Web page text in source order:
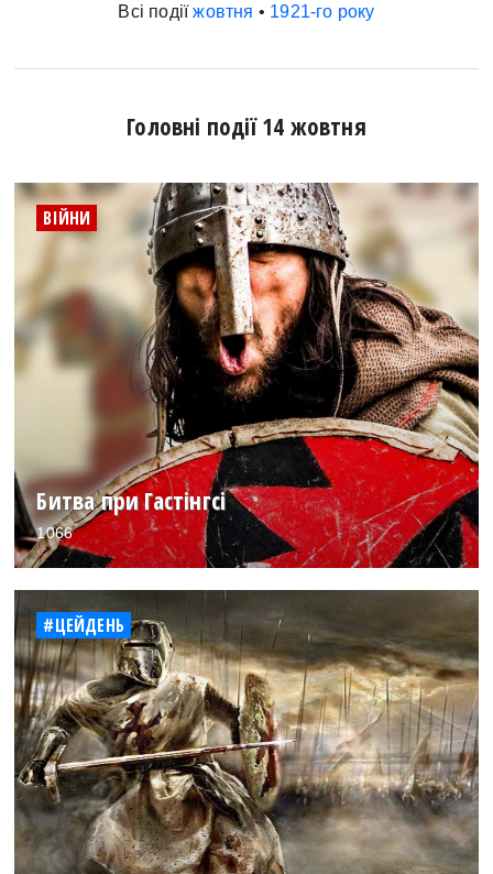
Всі подіїжовтня • 1921-го року
Головні події 14 жовтня
ВІЙНИ
Битва при Гастінгсі
1066
#ЦЕЙДЕНЬ